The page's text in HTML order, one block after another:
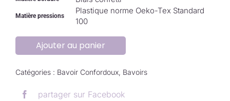
Matière pressions
Plastique norme Oeko-Tex Standard
100
Ajouter au panier
Catégories : Bavoir Confordoux, Bavoirs
partager sur Facebook